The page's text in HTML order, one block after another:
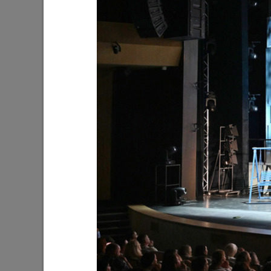
Ильсур Метшин: «Входная группа в
Ленинский сад станет удобнее и
03/08/
Мэр Казани поблагодарил «Парковых
На
Олег
Дима